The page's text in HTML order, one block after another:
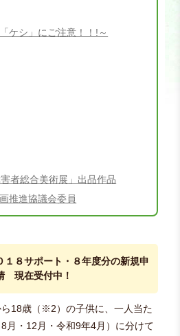
ケシ」にご注意！！!～
害者総合美術展」出品作品
推進協議会委員
１８サポート・８年度分の新規申
現在受付中！
18歳（※2）の子供に、一人当た
月・12月・令和9年4月）に分けて